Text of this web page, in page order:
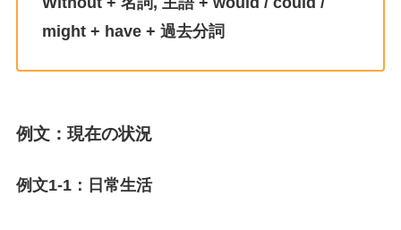
might + have + 過去分詞
例文：現在の状況
例文1-1：日常生活